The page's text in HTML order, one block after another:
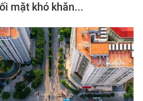
mặt khó khăn...